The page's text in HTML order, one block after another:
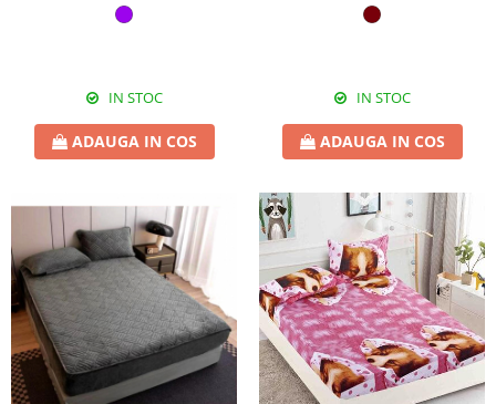
IN STOC
ADAUGA IN COS
IN STOC
ADAUGA IN COS